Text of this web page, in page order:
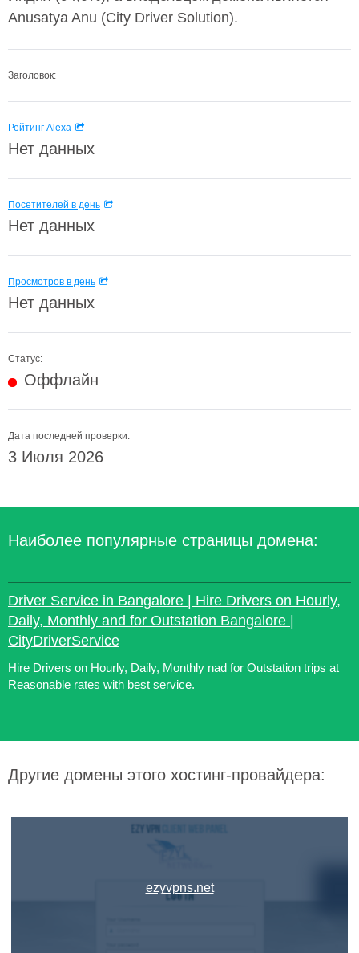
Anusatya Anu (City Driver Solution).
Заголовок:
Рейтинг Alexa
Нет данных
Посетителей в день
Нет данных
Просмотров в день
Нет данных
Статус:
Оффлайн
Дата последней проверки:
3 Июля 2026
Наиболее популярные страницы домена:
Driver Service in Bangalore | Hire Drivers on Hourly,
Daily, Monthly and for Outstation Bangalore |
CityDriverService
Hire Drivers on Hourly, Daily, Monthly nad for Outstation trips at
Reasonable rates with best service.
Другие домены этого хостинг-провайдера:
ezyvpns.net